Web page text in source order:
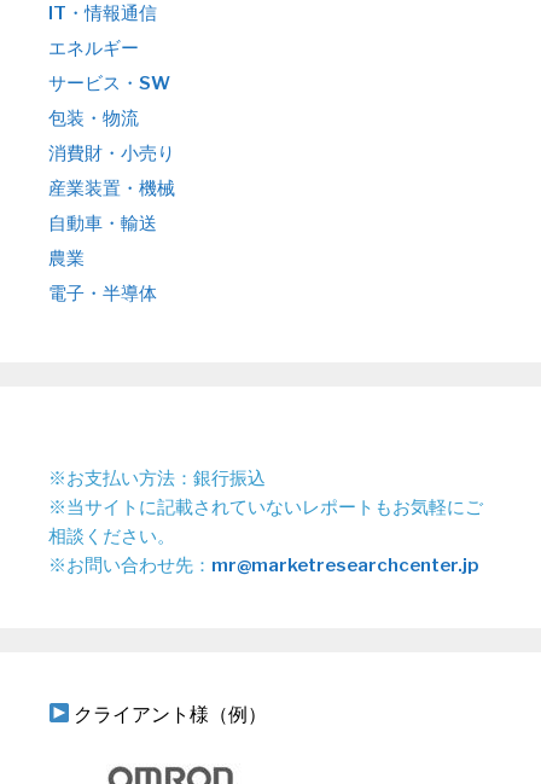
IT・情報通信
エネルギー
サービス・SW
包装・物流
消費財・小売り
産業装置・機械
自動車・輸送
農業
電子・半導体
※お支払い方法：銀行振込
※当サイトに記載されていないレポートもお気軽にご
相談ください。
※お問い合わせ先： mr@marketresearchcenter.jp
クライアント様（例）